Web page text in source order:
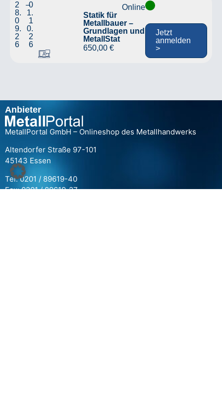
2
8.
0
9.
2
6
–0
1.
1
0.
2
6
Online
Statik für
Metallbauer –
Grundlagen und
MetallStat
650,00€
Jetzt
anmelden
>
Anbieter
MetallPortal GmbH – Onlineshop des Metallhandwerks
Altendorfer Straße 97-101
45143 Essen
Tel: 0201 / 89619-40
Fax: 0201 / 89619-27